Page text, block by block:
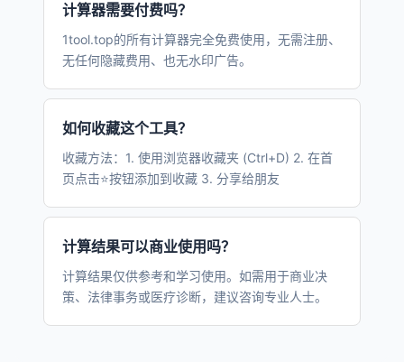
计算器需要付费吗？
1tool.top的所有计算器完全免费使用，无需注册、
无任何隐藏费用、也无水印广告。
如何收藏这个工具？
收藏方法：1. 使用浏览器收藏夹 (Ctrl+D) 2. 在首
页点击⭐按钮添加到收藏 3. 分享给朋友
计算结果可以商业使用吗？
计算结果仅供参考和学习使用。如需用于商业决
策、法律事务或医疗诊断，建议咨询专业人士。